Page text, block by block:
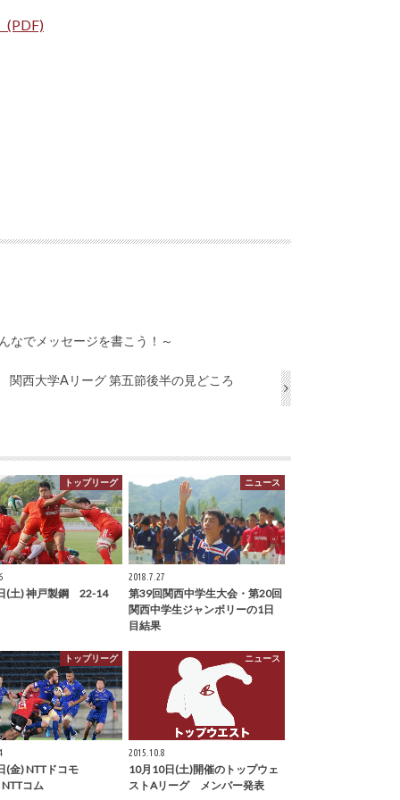
(PDF)
でメッセージを書こう！～
関西大学Aリーグ 第五節後半の見どころ
トップリーグ
(土) 神戸製鋼 22-14
ニュース
2018.7.27
第39回関西中学生大会・第20回
関西中学生ジャンボリーの1日
目結果
トップリーグ
(金) NTTドコモ
コム
ニュース
2015.10.8
10月10日(土)開催のトップウェ
ストAリーグ メンバー発表